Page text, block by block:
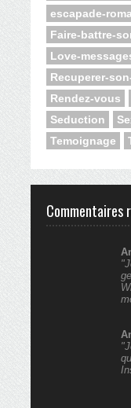
escapade-
Faire-battre-
Love-
Recuperer-
Rendez-vous
Seduction
Temoignage
Commentaires